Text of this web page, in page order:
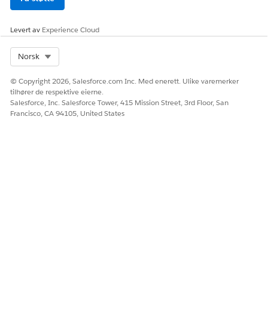
HJALP DENNE ARTIKKELEN MED Å LØSE PROBLEMET DITT?
Levert av Experience Cloud
Norsk
© Copyright 2026, Salesforce.com Inc. Med enerett. Ulike varemerker
tilhører de respektive eierne.
Salesforce, Inc. Salesforce Tower, 415 Mission Street, 3rd Floor, San
Francisco, CA 94105, United States